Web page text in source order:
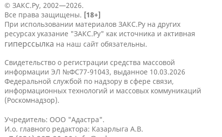
© ЗАКС.Ру, 2002—2026.
Все права защищены. [18+]
При использовании материалов ЗАКС.Ру на других
ресурсах указание "ЗАКС.Ру" как источника и активная
гиперссылка на наш сайт обязательны.
Свидетельство о регистрации средства массовой
информации ЭЛ №ФС77-91043, выданное 10.03.2026
Федеральной службой по надзору в сфере связи,
информационных технологий и массовых коммуникаций
(Роскомнадзор).
Учредитель: ООО "Адастра".
И.о. главного редактора: Казарлыга А.В.